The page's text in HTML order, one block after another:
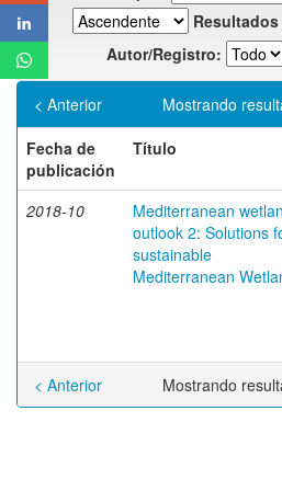
Autor/Registro:
Mostrando
< Anterior
Fecha de
publicación
Título
2018-10
Mediterranean
outlook 2: Solutions
sustainable
Mediterranean
Mostrando
< Anterior